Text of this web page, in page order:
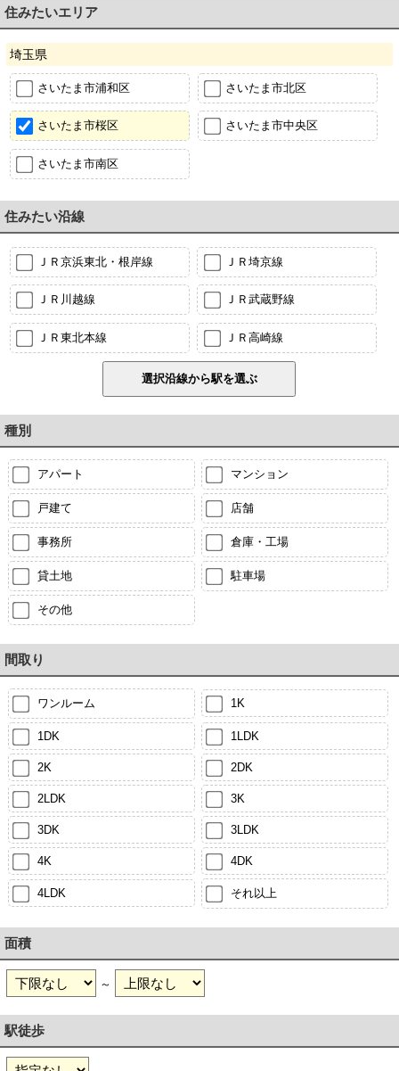
住みたいエリア
埼玉県
さいたま市浦和区 さいたま市北区
さいたま市桜区 さいたま市中央区
さいたま市南区
住みたい沿線
ＪＲ京浜東北・根岸線 ＪＲ埼京線
ＪＲ川越線 ＪＲ武蔵野線
ＪＲ東北本線 ＪＲ高崎線
種別
アパート マンション
戸建て 店舗
事務所 倉庫・工場
貸土地 駐車場
その他
間取り
ワンルーム 1K
1DK 1LDK
2K 2DK
2LDK 3K
3DK 3LDK
4K 4DK
4LDK それ以上
面積
～
駅徒歩